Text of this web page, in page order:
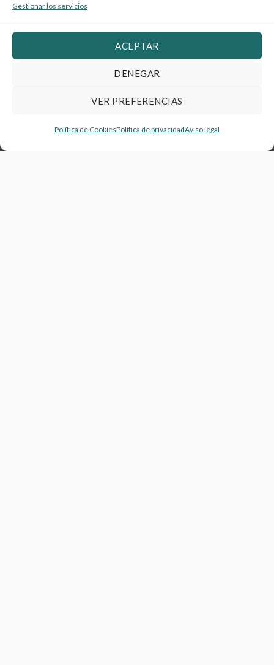
Gestionar los servicios
ACEPTAR
DENEGAR
VER PREFERENCIAS
Política de CookiesPolítica de privacidadAviso legal